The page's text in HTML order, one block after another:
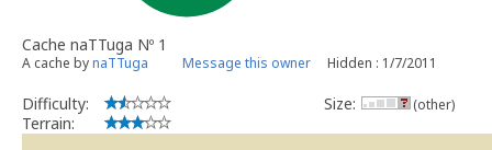
Cache naTTuga Nº 1
A cache bynaTTuga Message this owner Hidden : 1/7/2011
Difficulty:
Terrain:
Size: (other)